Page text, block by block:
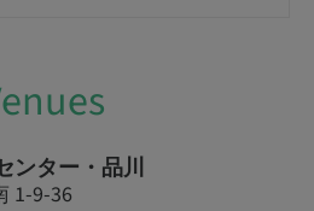
ンター・品川
1-9-36